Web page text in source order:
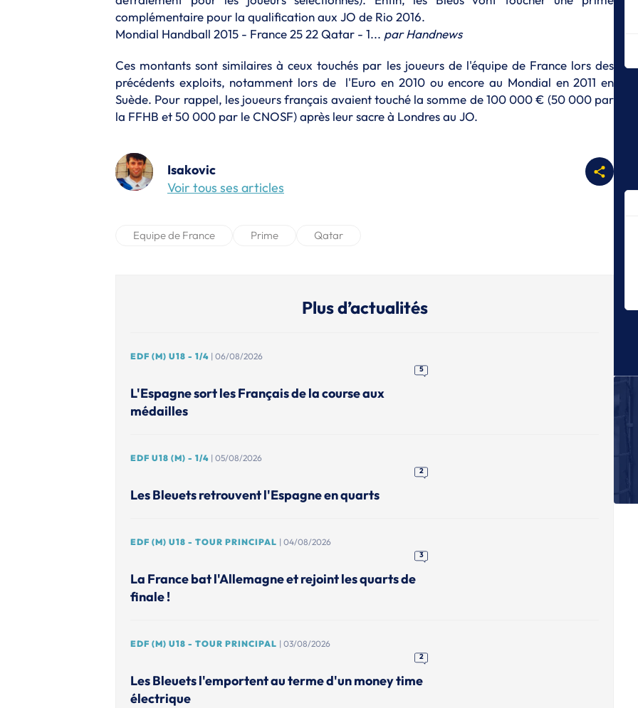
complémentaire pour la qualification aux JO de Rio 2016.
Mondial Handball 2015 - France 25 22 Qatar - 1... parHandnews
Ces montants sont similaires à ceux touchés par les joueurs de l'équipe de France lors des
précédents exploits, notamment lors de l'Euro en 2010 ou encore au Mondial en 2011 en
Suède. Pour rappel, les joueurs français avaient touché la somme de 100 000 € (50 000 par
la FFHB et 50 000 par le CNOSF) après leur sacre à Londres au JO.
Isakovic
Voir tous ses articles
Equipe de France Prime Qatar
Plus d’actualités
EDF (M) U18 - 1/4 | 06/08/2026
5
L'Espagne sort les Français de la course aux
médailles
EDF U18 (M) - 1/4 | 05/08/2026
2
Les Bleuets retrouvent l'Espagne en quarts
EDF (M) U18 - TOUR PRINCIPAL | 04/08/2026
3
La France bat l'Allemagne et rejoint les quarts de
finale !
EDF (M) U18 - TOUR PRINCIPAL | 03/08/2026
2
Les Bleuets l'emportent au terme d'un money time
électrique